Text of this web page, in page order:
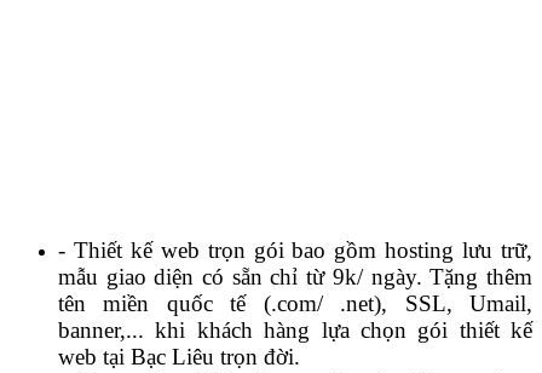
- Thiết kế web trọn gói bao gồm hosting lưu trữ,
mẫu giao diện có sẵn chỉ từ 9k/ ngày. Tặng thêm
tên miền quốc tế (.com/ .net), SSL, Umail,
banner,... khi khách hàng lựa chọn gói thiết kế
web tại Bạc Liêu trọn đời.